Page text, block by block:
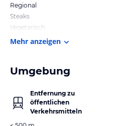
Regional
Steaks
Vegetarisch
Mehr anzeigen
Umgebung
Entfernung zu
öffentlichen
Verkehrsmitteln